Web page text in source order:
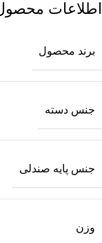
اطلاعات
برند محصول
جنس دسته
جنس پایه صندلی
وزن